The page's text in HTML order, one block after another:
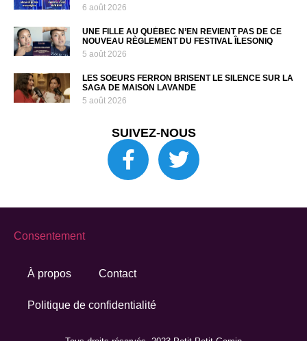
6 août 2026
UNE FILLE AU QUÉBEC N’EN REVIENT PAS DE CE
NOUVEAU RÈGLEMENT DU FESTIVAL ÎLESONIQ
5 août 2026
LES SOEURS FERRON BRISENT LE SILENCE SUR LA
SAGA DE MAISON LAVANDE
5 août 2026
SUIVEZ-NOUS
À propos Contact
Politique de confidentialité
Consentement